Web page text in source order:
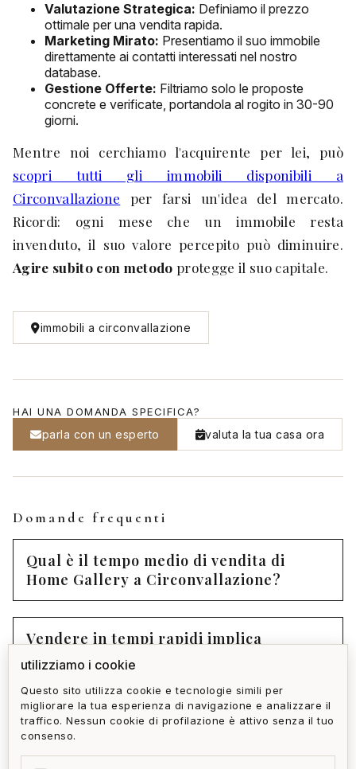
Valutazione Strategica: Definiamo il prezzo
ottimale per una vendita rapida.
Marketing Mirato: Presentiamo il suo immobile
direttamente ai contatti interessati nel nostro
database.
Gestione Offerte: Filtriamo solo le proposte
concrete e verificate, portandola al rogito in 30-90
giorni.
Mentre noi cerchiamo l'acquirente per lei, può
scopri tutti gli immobili disponibili a
Circonvallazione per farsi un'idea del mercato.
Ricordi: ogni mese che un immobile resta
invenduto, il suo valore percepito può diminuire.
Agire subito con metodo protegge il suo capitale.
immobili a circonvallazione
HAI UNA DOMANDA SPECIFICA?
parla con un esperto valuta la tua casa ora
Domande frequenti
Qual è il tempo medio di vendita di
Home Gallery a Circonvallazione?
Vendere in tempi rapidi implica
necessariamente abbassare il prezzo?
Come funziona la rete di acquirenti pre-
qualificati di Home Gallery?
utilizziamo i cookie
Questo sito utilizza cookie e tecnologie simili per
migliorare la tua esperienza di navigazione e analizzare il
traffico. Nessun cookie di profilazione è attivo senza il tuo
consenso.